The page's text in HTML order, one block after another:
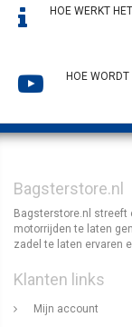
HOE WERKT
HOE
Bagsterstore.nl
Bagsterstore.nl streeft
motorrijden te laten
zadel te laten ervaren
Klanten links
Mijn account